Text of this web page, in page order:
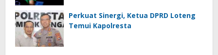
Perkuat Sinergi, Ketua DPRD Loteng
Temui Kapolresta